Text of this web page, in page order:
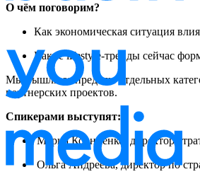
О чём поговорим?
Как экономическая ситуация
Какие lifestyle-тренды сейчас
Мы вышли за пределы отдельных
партнерских проектов.
Спикерами выступят:
Мария Корниенко, директор
Ольга Андреева, директор по